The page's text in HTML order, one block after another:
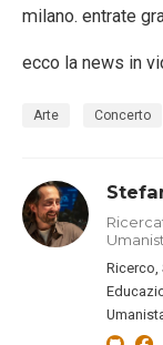
milano. entrate
ecco la news in
Arte Concerto
Ricerco,